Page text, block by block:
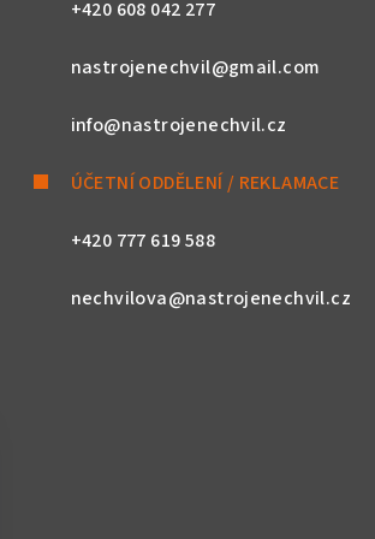
+420 608 042 277
nastrojenechvil@gmail.com
info@nastrojenechvil.cz
ÚČETNÍ ODDĚLENÍ / REKLAMACE
+420 777 619 588
nechvilova@nastrojenechvil.cz